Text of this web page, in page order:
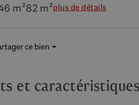
m²82 m²plus de détails
ce bien
et